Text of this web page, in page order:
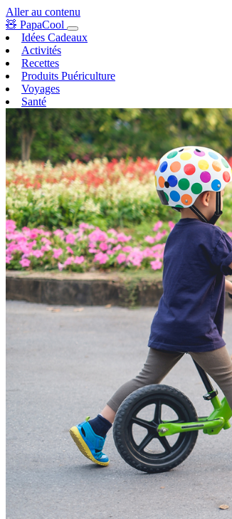
Aller au contenu
🧸 PapaCool
Idées Cadeaux
Activités
Recettes
Produits Puériculture
Voyages
Santé